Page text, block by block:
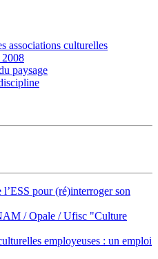
associations culturelles
2008
paysage
pour (ré)interroger son
/ Opale / Ufisc "Culture
employeuses : un emploi